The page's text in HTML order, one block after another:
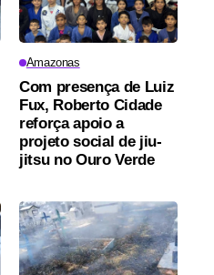
Amazonas
Com presença de Luiz
Fux, Roberto Cidade
reforça apoio a
projeto social de jiu-
jitsu no Ouro Verde